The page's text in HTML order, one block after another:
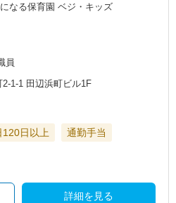
なる保育園 ベジ・キッズ
員
1-1 田辺浜町ビル1F
日以上
通勤手当
詳細を見る